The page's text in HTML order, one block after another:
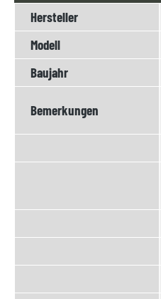
Hersteller
Modell
Baujahr
Bemerkungen